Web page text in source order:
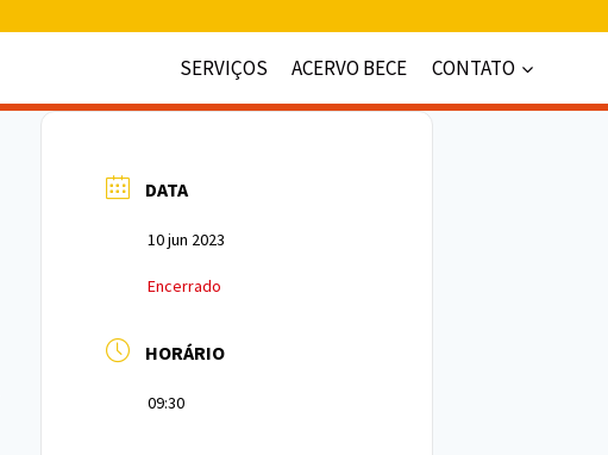
SERVIÇOS
ACERVO BECE CONTATO
DATA
10 jun 2023
Encerrado
HORÁRIO
09:30